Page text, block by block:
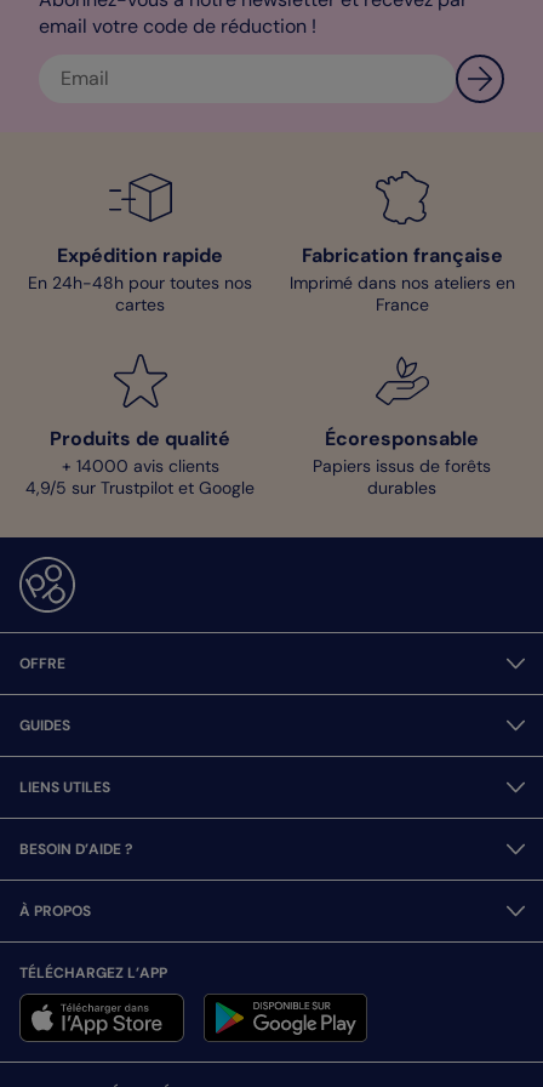
email votre code de réduction !
Expédition rapide
En 24h-48h pour toutes nos
cartes
Fabrication française
Imprimé dans nos ateliers en
France
Produits de qualité
+ 14000 avis clients
4,9/5 sur Trustpilot et Google
Écoresponsable
Papiers issus de forêts
durables
OFFRE
GUIDES
LIENS UTILES
BESOIN D’AIDE ?
À PROPOS
TÉLÉCHARGEZ L’APP